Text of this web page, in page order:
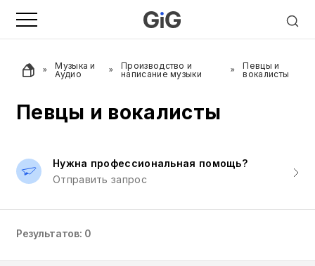
Музыка и
Аудио
Производство и
написание музыки
Певцы и
вокалисты
Певцы и вокалисты
Нужна профессиональная помощь?
Отправить запрос
Результатов: 0